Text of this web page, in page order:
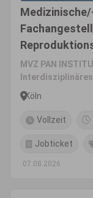
MVZ PAN
Köln
Vollzeit
Jobticket
07.08.2026